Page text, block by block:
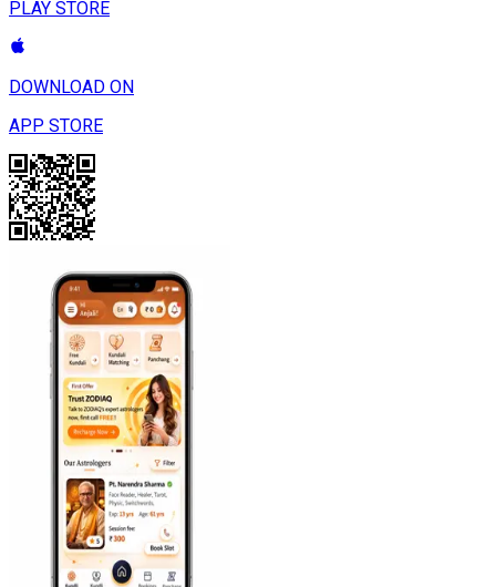
PLAY STORE
DOWNLOAD ON
APP STORE